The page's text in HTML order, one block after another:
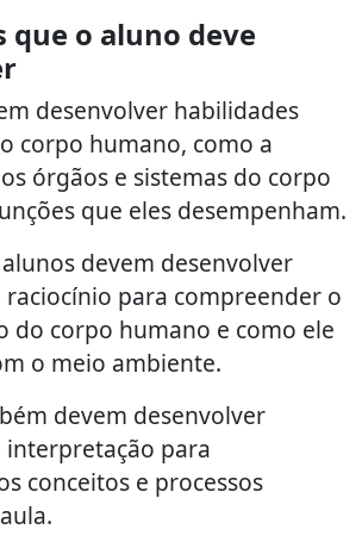
que o aluno deve
desenvolver habilidades
corpo humano, como a
órgãos e sistemas do corpo
que eles desempenham.
devem desenvolver
para compreender o
do corpo humano e como ele
o meio ambiente.
devem desenvolver
interpretação para
conceitos e processos